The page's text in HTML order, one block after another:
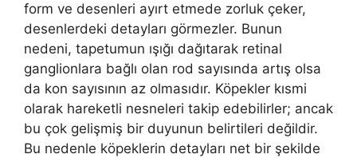
form ve desenleri ayırt etmede zorluk çeker,
desenlerdeki detayları görmezler. Bunun
nedeni, tapetumun ışığı dağıtarak retinal
ganglionlara bağlı olan rod sayısında artış olsa
da kon sayısının az olmasıdır. Köpekler kısmi
olarak hareketli nesneleri takip edebilirler; ancak
bu çok gelişmiş bir duyunun belirtileri değildir.
Bu nedenle köpeklerin detayları net bir şekilde